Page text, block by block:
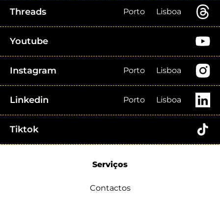
Threads Porto Lisboa
Youtube
Instagram Porto Lisboa
Linkedin Porto Lisboa
Tiktok
Serviços
Contactos